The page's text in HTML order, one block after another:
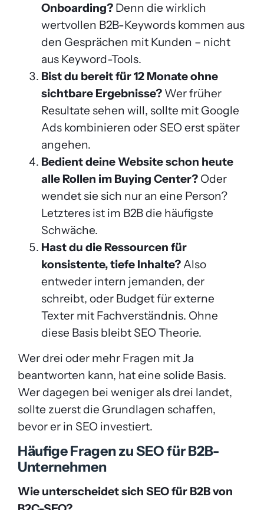
Onboarding? Denn die wirklich
wertvollen B2B-Keywords kommen aus
den Gesprächen mit Kunden – nicht
aus Keyword-Tools.
Bist du bereit für 12 Monate ohne
sichtbare Ergebnisse? Wer früher
Resultate sehen will, sollte mit Google
Ads kombinieren oder SEO erst später
angehen.
Bedient deine Website schon heute
alle Rollen im Buying Center? Oder
wendet sie sich nur an eine Person?
Letzteres ist im B2B die häufigste
Schwäche.
Hast du die Ressourcen für
konsistente, tiefe Inhalte?Also
entweder intern jemanden, der
schreibt, oder Budget für externe
Texter mit Fachverständnis. Ohne
diese Basis bleibt SEO Theorie.
Wer drei oder mehr Fragen mit Ja
beantworten kann, hat eine solide Basis.
Wer dagegen bei weniger als drei landet,
sollte zuerst die Grundlagen schaffen,
bevor er in SEO investiert.
Häufige Fragen zu SEO für B2B-
Unternehmen
Wie unterscheidet sich SEO für B2B von